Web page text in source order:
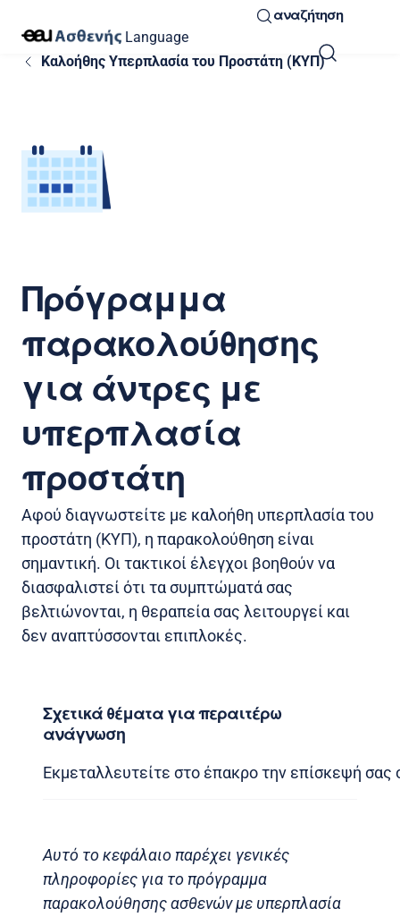
Language
αναζήτηση
Καλοήθης Υπερπλασία του Προστάτη (ΚΥΠ)
Πρόγραμμα
παρακολούθησης
για άντρες με
υπερπλασία
προστάτη
Αφού διαγνωστείτε με καλοήθη υπερπλασία του
προστάτη (ΚΥΠ), η παρακολούθηση είναι
σημαντική. Οι τακτικοί έλεγχοι βοηθούν να
διασφαλιστεί ότι τα συμπτώματά σας
βελτιώνονται, η θεραπεία σας λειτουργεί και
δεν αναπτύσσονται επιπλοκές.
Σχετικά θέματα για περαιτέρω
ανάγνωση
Εκμεταλλευτείτε στο έπακρο την επίσκεψή σας
Αυτό το κεφάλαιο παρέχει γενικές
πληροφορίες για το πρόγραμμα
παρακολούθησης ασθενών με υπερπλασία